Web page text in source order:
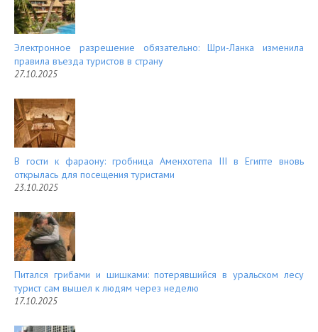
Электронное разрешение обязательно: Шри-Ланка изменила
правила въезда туристов в страну
27.10.2025
В гости к фараону: гробница Аменхотепа III в Египте вновь
открылась для посещения туристами
23.10.2025
Питался грибами и шишками: потерявшийся в уральском лесу
турист сам вышел к людям через неделю
17.10.2025